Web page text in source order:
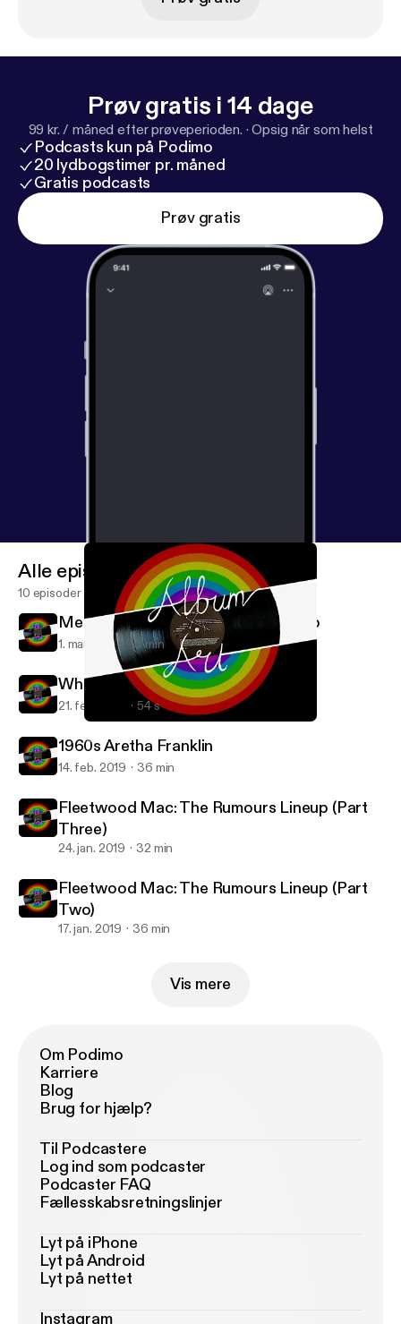
Prøv gratis i 14 dage
99 kr. / måned efter prøveperioden. ·Opsig når som helst
Podcasts kun på Podimo
20 lydbogstimer pr. måned
Gratis podcasts
Prøv gratis
Album Art
Alle episoder
10 episoder
Mental Health in Music: The 27 Club
1. mar. 2019 16 min
Where is Aretha Franklin Part Two?
21. feb. 2019 54 s
1960s Aretha Franklin
14. feb. 2019 36 min
Fleetwood Mac: The Rumours Lineup (Part
Three)
24. jan. 2019 32 min
Fleetwood Mac: The Rumours Lineup (Part
Two)
17. jan. 2019 36 min
Vis mere
Om Podimo
Karriere
Blog
Brug for hjælp?
Til Podcastere
Log ind som podcaster
Podcaster FAQ
Fællesskabsretningslinjer
Lyt på iPhone
Lyt på Android
Lyt på nettet
Instagram